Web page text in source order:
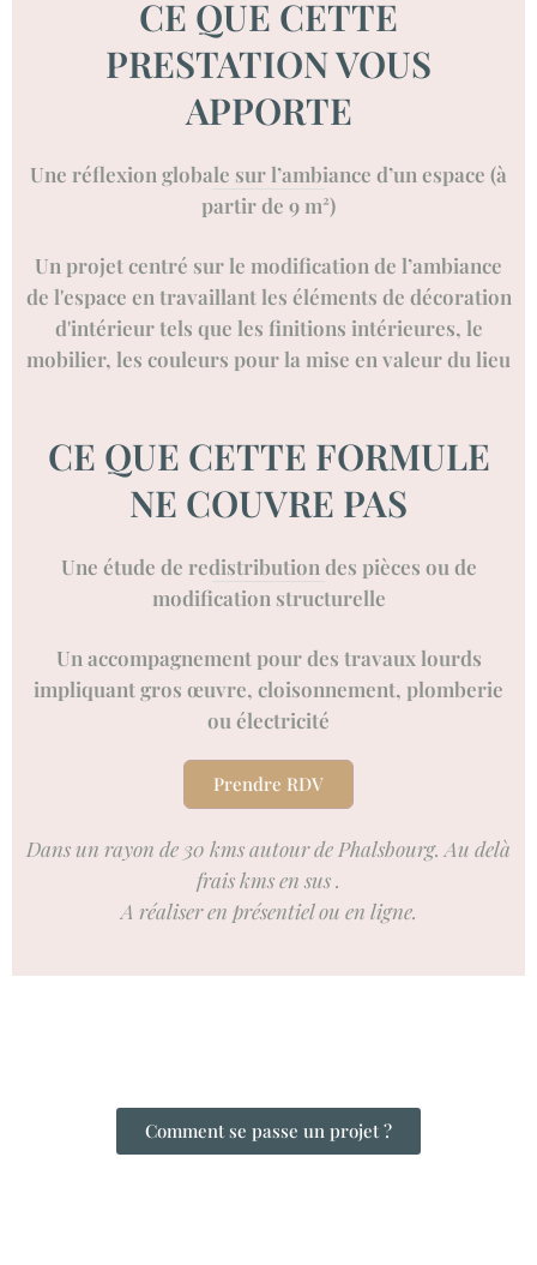
CE QUE CETTE
PRESTATION VOUS
APPORTE
Une réflexion globale sur l’ambiance d’un espace (à
partir de 9 m²)
Un projet centré sur le modification de l’ambiance
de l'espace en travaillant les éléments de décoration
d'intérieur tels que les finitions intérieures, le
mobilier, les couleurs pour la mise en valeur du lieu
CE QUE CETTE FORMULE
NE COUVRE PAS
Une étude de redistribution des pièces ou de
modification structurelle
Un accompagnement pour des travaux lourds
impliquant gros œuvre, cloisonnement, plomberie
ou électricité
Prendre RDV
Dans un rayon de 30 kms autour de Phalsbourg. Au delà
frais kms en sus .
A réaliser en présentiel ou en ligne.
Comment se passe un projet ?